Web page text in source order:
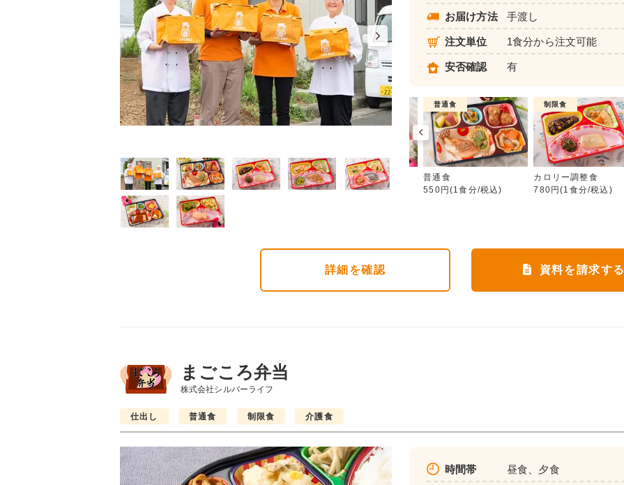
普通食
お届け方法 手渡し
注文単位 1食分から注文可能
安否確認 有
制限食
860円(1食分/税込)
介護食
やわらか食
750円(1食分/税込)
ムース食
680円(1食分/税込)
普通食
普通食
550円(1食分/税込)
制限食
カロリー調整食
780円(1食分/税込)
詳細 を確認 資料を請求する
まごころ弁当
株式会社シルバーライフ
仕出し 普通食 制限食 介護食
時間帯 昼食、夕食